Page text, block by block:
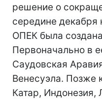
решение о
середине
ОПЕК была
Первоначально в
Саудовская
Венесуэла. Позже
Катар,